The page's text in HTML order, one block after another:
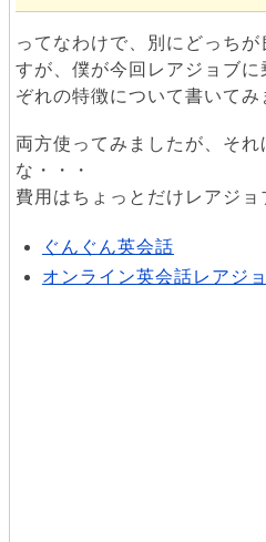
ってなわけで、別にどっち
すが、僕が今回レアジョブ
ぞれの特徴について書いてみ
両方使ってみましたが、それ
な・・・
費用はちょっとだけレアジョ
ぐんぐん英会話
オンライン英会話レアジ